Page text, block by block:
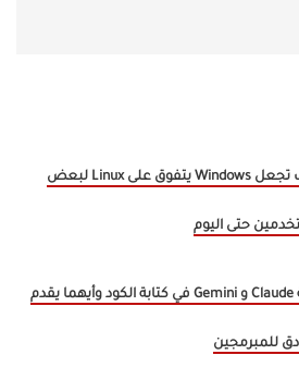
أسباب تجعل Windows يتفوق على Linux لبعض
حتى اليوم
مقارنة Claude و Gemini في كتابة الكود وأيهما يقدم
للمبرمجين